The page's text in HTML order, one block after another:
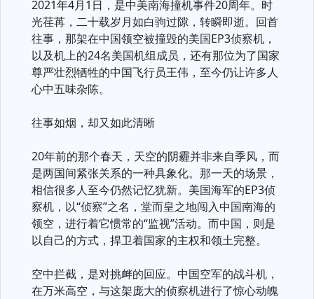
2021年4月1日，是中美南海撞机事件20周年。时
光荏苒，二十载岁月如白驹过隙，转瞬即逝。回首
往事，那架在中国领空被撞毁的美国EP3侦察机，
以及机上的24名美国机组成员，还有那位为了国家
尊严壮烈牺牲的中国飞行员王伟，至今仍让许多人
心中五味杂陈。
往事如烟，却又如此清晰
20年前的那个春天，天空的阴霾并非来自季风，而
是两国间紧张关系的一种具象化。那一天的场景，
相信很多人至今仍然记忆犹新。美国海军的EP3侦
察机，以“侦察”之名，堂而皇之地闯入中国南海的
领空，进行着它惯常的“监视”活动。而中国，则是
以自己的方式，捍卫着国家的主权和领土完整。
空中拦截，是对挑衅的回应。中国空军的战斗机，
在万米高空，与这架庞大的侦察机进行了惊心动魄